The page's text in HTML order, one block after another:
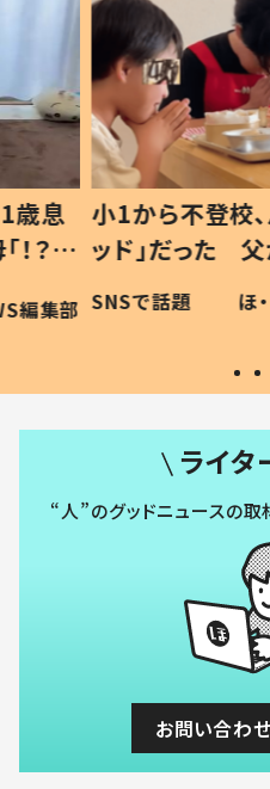
歳息
？」
編集部
小1から不登校
ッド」だった
作り続ける理
#令和の子
SNSで話題 ほ
ライタ
“人”のグッドニュースの取
お問い合わ